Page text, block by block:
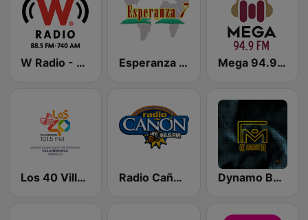
W Radio - Villahermosa Esperanza 7 Mexico Mega 94.9 FM
Los 40 Villahermosa Radio Cañón 96.5 FM Dynamo Baja Radio